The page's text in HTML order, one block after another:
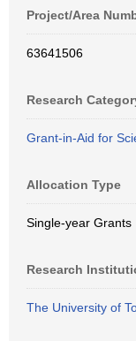
Project/Area
63641506
Research
Grant-in-Aid for
Allocation Type
Single-year Grants
Research
The University of